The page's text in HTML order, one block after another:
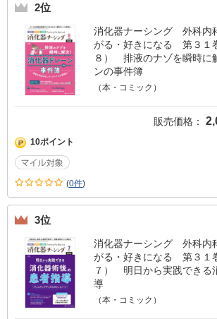
2位
消化器ナーシング 外科内
がる・好きになる 第３１
８） 排液のナゾを瞬時に
ンの事件簿
（本・コミック）
販売価格：
10ポイント
(0件)
3位
消化器ナーシング 外科内
がる・好きになる 第３１
７） 明日から実践できる
導
（本・コミック）